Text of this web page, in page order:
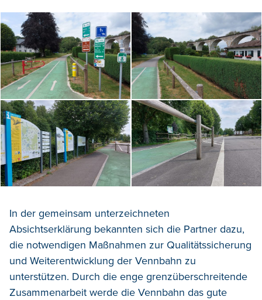
In der gemeinsam unterzeichneten
Absichtserklärung bekannten sich die Partner dazu,
die notwendigen Maßnahmen zur Qualitätssicherung
und Weiterentwicklung der Vennbahn zu
unterstützen. Durch die enge grenzüberschreitende
Zusammenarbeit werde die Vennbahn das gute